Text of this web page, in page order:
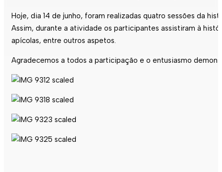
Hoje, dia 14 de junho, foram realizadas quatro sessões da
Assim, durante a atividade os participantes assistiram à
apícolas, entre outros aspetos.
Agradecemos a todos a participação e o entusiasmo